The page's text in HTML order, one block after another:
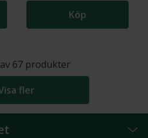
Köp
av 67 produkter
fler